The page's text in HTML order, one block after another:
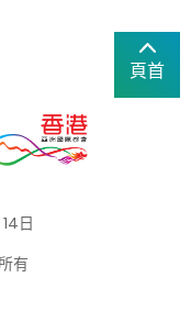
頁首
日
有